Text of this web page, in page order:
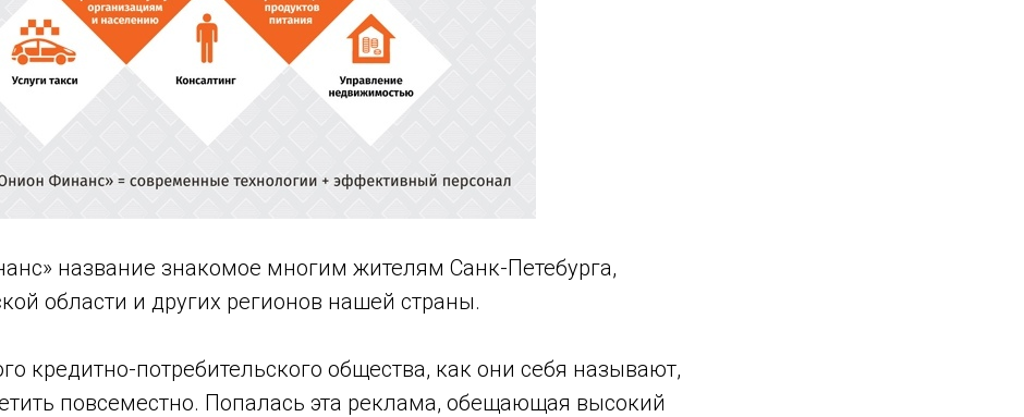
название знакомое многим жителям Санк-Петебурга,
области и других регионов нашей страны.
кредитно-потребительского общества, как они себя называют,
повсеместно. Попалась эта реклама, обещающая высокий